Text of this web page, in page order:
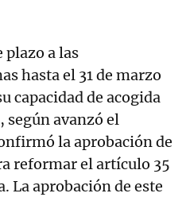
plazo a las
hasta el 31 de marzo
capacidad de acogida
según avanzó el
la aprobación de
reformar el artículo 35
La aprobación de este